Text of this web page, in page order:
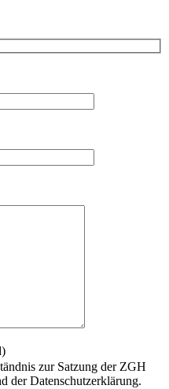
zur Satzung der ZGH
der Datenschutzerklärung.